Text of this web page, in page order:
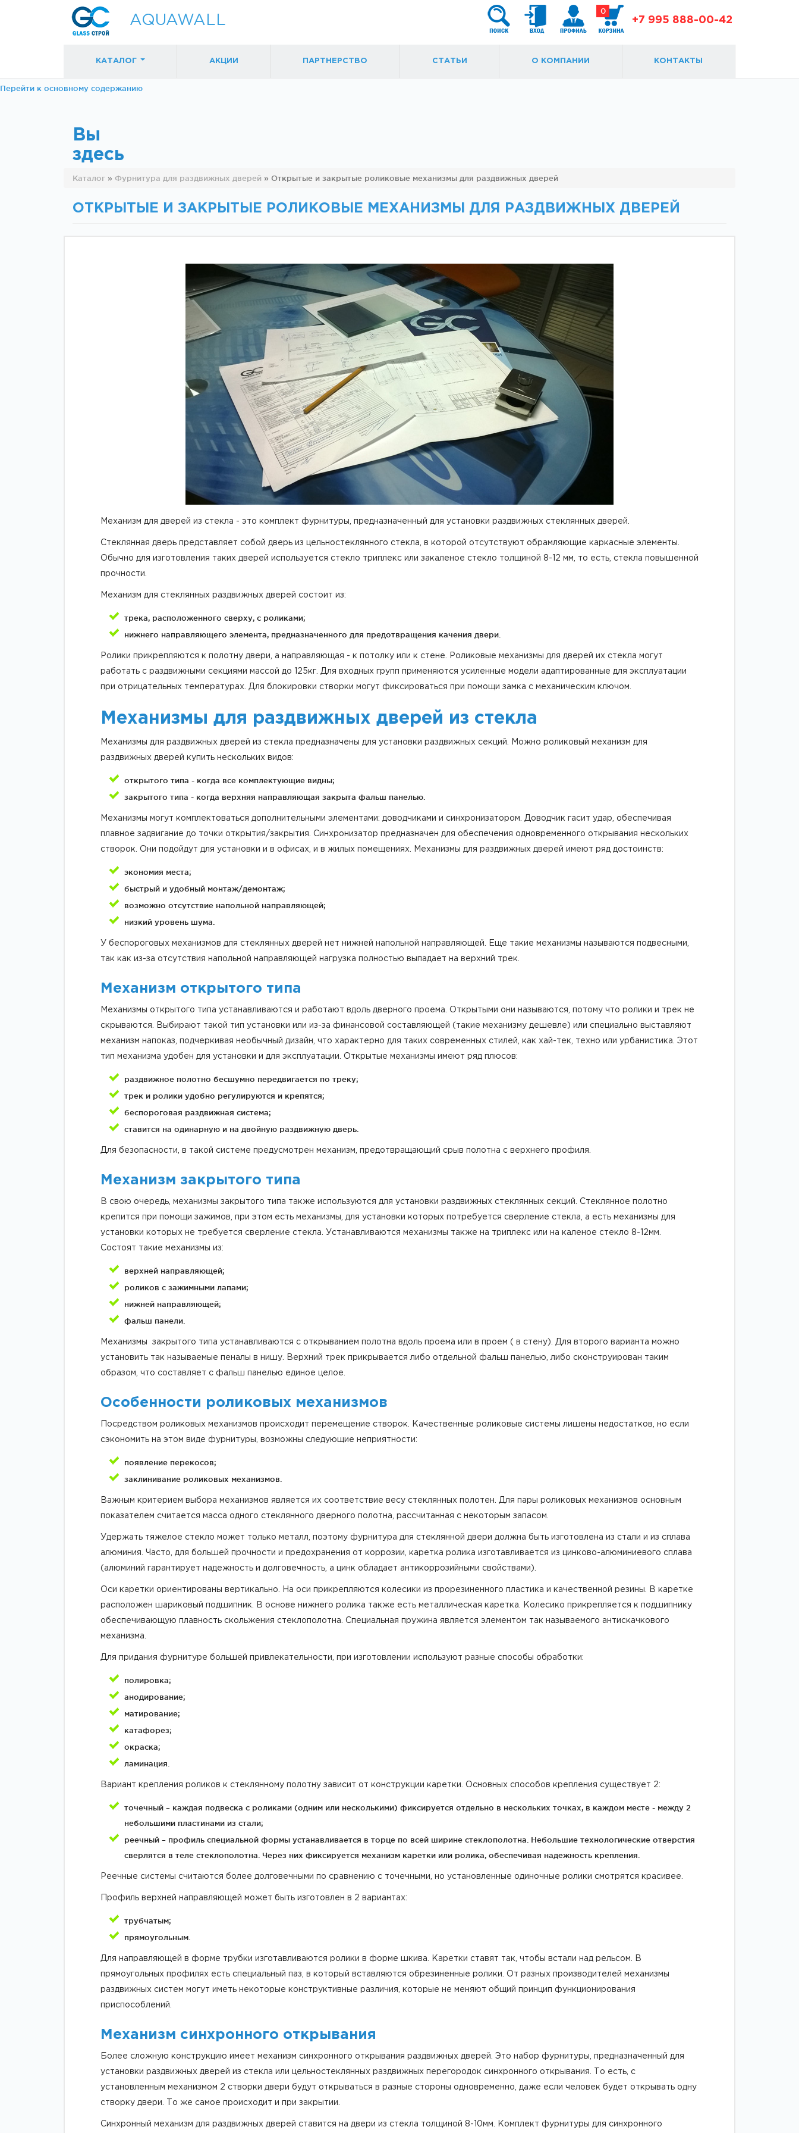
Перейти к основному содержанию
AQUAWALL +7 995 888-00-42
0
КАТАЛОГ
раздвижных
механизмы)
раздвижных
механизмы)
маятниковых
Фурнитура для
межкомнатных
дверей
Фурнитура для
душевых
ограждений
(раздвижная
серия)
Фурнитура для
душевых
ограждений
(распашная серия)
Двери
межкомнатные
цельностеклянные
АКЦИИ ПАРТНЕРСТВО СТАТЬИ О КОМПАНИИ КОНТАКТЫ
Вы
здесь
Каталог » Фурнитура для раздвижных дверей » Открытые и закрытые роликовые механизмы для раздвижных дверей
ОТКРЫТЫЕ И ЗАКРЫТЫЕ РОЛИКОВЫЕ МЕХАНИЗМЫ ДЛЯ РАЗДВИЖНЫХ ДВЕРЕЙ
Механизм для дверей из стекла - это комплект фурнитуры, предназначенный для установки раздвижных стеклянных дверей.
Стеклянная дверь представляет собой дверь из цельностеклянного стекла, в которой отсутствуют обрамляющие каркасные элементы.
Обычно для изготовления таких дверей используется стекло триплекс или закаленое стекло толщиной 8-12 мм, то есть, стекла повышенной
прочности.
Механизм для стеклянных раздвижных дверей состоит из:
трека, расположенного сверху, с роликами;
нижнего направляющего элемента, предназначенного для предотвращения качения двери.
Ролики прикрепляются к полотну двери, а направляющая - к потолку или к стене. Роликовые механизмы для дверей их стекла могут
работать с раздвижными секциями массой до 125кг. Для входных групп применяются усиленные модели адаптированные для эксплуатации
при отрицательных температурах. Для блокировки створки могут фиксироваться при помощи замка с механическим ключом.
Механизмы для раздвижных дверей из стекла
Механизмы для раздвижных дверей из стекла предназначены для установки раздвижных секций. Можно роликовый механизм для
раздвижных дверей купить нескольких видов:
открытого типа - когда все комплектующие видны;
закрытого типа - когда верхняя направляющая закрыта фальш панелью.
Механизмы могут комплектоваться дополнительными элементами: доводчиками и синхронизатором. Доводчик гасит удар, обеспечивая
плавное задвигание до точки открытия/закрытия. Синхронизатор предназначен для обеспечения одновременного открывания нескольких
створок. Они подойдут для установки и в офисах, и в жилых помещениях. Механизмы для раздвижных дверей имеют ряд достоинств:
экономия места;
быстрый и удобный монтаж/демонтаж;
возможно отсутствие напольной направляющей;
низкий уровень шума.
У беспороговых механизмов для стеклянных дверей нет нижней напольной направляющей. Еще такие механизмы называются подвесными,
так как из-за отсутствия напольной направляющей нагрузка полностью выпадает на верхний трек.
Механизм открытого типа
Механизмы открытого типа устанавливаются и работают вдоль дверного проема. Открытыми они называются, потому что ролики и трек не
скрываются. Выбирают такой тип установки или из-за финансовой составляющей (такие механизму дешевле) или специально выставляют
механизм напоказ, подчеркивая необычный дизайн, что характерно для таких современных стилей, как хай-тек, техно или урбанистика. Этот
тип механизма удобен для установки и для эксплуатации. Открытые механизмы имеют ряд плюсов:
раздвижное полотно бесшумно передвигается по треку;
трек и ролики удобно регулируются и крепятся;
беспороговая раздвижная система;
ставится на одинарную и на двойную раздвижную дверь.
Для безопасности, в такой системе предусмотрен механизм, предотвращающий срыв полотна с верхнего профиля.
Механизм закрытого типа
В свою очередь, механизмы закрытого типа также используются для установки раздвижных стеклянных секций. Стеклянное полотно
крепится при помощи зажимов, при этом есть механизмы, для установки которых потребуется сверление стекла, а есть механизмы для
установки которых не требуется сверление стекла. Устанавливаются механизмы также на триплекс или на каленое стекло 8-12мм.
Состоят такие механизмы из:
верхней направляющей;
роликов с зажимными лапами;
нижней направляющей;
фальш панели.
Механизмы закрытого типа устанавливаются с открыванием полотна вдоль проема или в проем ( в стену). Для второго варианта можно
установить так называемые пеналы в нишу. Верхний трек прикрывается либо отдельной фальш панелью, либо сконструирован таким
образом, что составляет с фальш панелью единое целое.
Особенности роликовых механизмов
Посредством роликовых механизмов происходит перемещение створок. Качественные роликовые системы лишены недостатков, но если
сэкономить на этом виде фурнитуры, возможны следующие неприятности:
появление перекосов;
заклинивание роликовых механизмов.
Важным критерием выбора механизмов является их соответствие весу стеклянных полотен. Для пары роликовых механизмов основным
показателем считается масса одного стеклянного дверного полотна, рассчитанная с некоторым запасом.
Удержать тяжелое стекло может только металл, поэтому фурнитура для стеклянной двери должна быть изготовлена из стали и из сплава
алюминия. Часто, для большей прочности и предохранения от коррозии, каретка ролика изготавливается из цинково-алюминиевого сплава
(алюминий гарантирует надежность и долговечность, а цинк обладает антикоррозийными свойствами).
Оси каретки ориентированы вертикально. На оси прикрепляются колесики из прорезиненного пластика и качественной резины. В каретке
расположен шариковый подшипник. В основе нижнего ролика также есть металлическая каретка. Колесико прикрепляется к подшипнику
обеспечивающую плавность скольжения стеклополотна. Специальная пружина является элементом так называемого антискачкового
механизма.
Для придания фурнитуре большей привлекательности, при изготовлении используют разные способы обработки:
полировка;
анодирование;
матирование;
катафорез;
окраска;
ламинация.
Вариант крепления роликов к стеклянному полотну зависит от конструкции каретки. Основных способов крепления существует 2:
точечный – каждая подвеска с роликами (одним или несколькими) фиксируется отдельно в нескольких точках, в каждом месте - между 2
небольшими пластинами из стали;
реечный – профиль специальной формы устанавливается в торце по всей ширине стеклополотна. Небольшие технологические отверстия
сверлятся в теле стеклополотна. Через них фиксируется механизм каретки или ролика, обеспечивая надежность крепления.
Реечные системы считаются более долговечными по сравнению с точечными, но установленные одиночные ролики смотрятся красивее.
Профиль верхней направляющей может быть изготовлен в 2 вариантах:
трубчатым;
прямоугольным.
Для направляющей в форме трубки изготавливаются ролики в форме шкива. Каретки ставят так, чтобы встали над рельсом. В
прямоугольных профилях есть специальный паз, в который вставляются обрезиненные ролики. От разных производителей механизмы
раздвижных систем могут иметь некоторые конструктивные различия, которые не меняют общий принцип функционирования
приспособлений.
Механизм синхронного открывания
Более сложную конструкцию имеет механизм синхронного открывания раздвижных дверей. Это набор фурнитуры, предназначенный для
установки раздвижных дверей из стекла или цельностеклянных раздвижных перегородок синхронного открывания. То есть, с
установленным механизмом 2 створки двери будут открываться в разные стороны одновременно, даже если человек будет открывать одну
створку двери. То же самое происходит и при закрытии.
Синхронный механизм для раздвижных дверей ставится на двери из стекла толщиной 8-10мм. Комплект фурнитуры для синхронного